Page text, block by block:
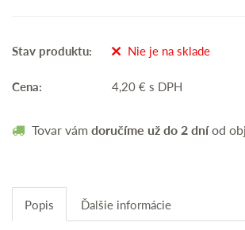
Stav produktu: Nie je na sklade
Cena: 4,20€s DPH
Tovar vám doručíme už do 2 dníod
Popis Ďalšie informácie